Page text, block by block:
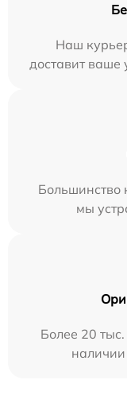
Наш
доставит ваше
Большинство
мы
Более 20